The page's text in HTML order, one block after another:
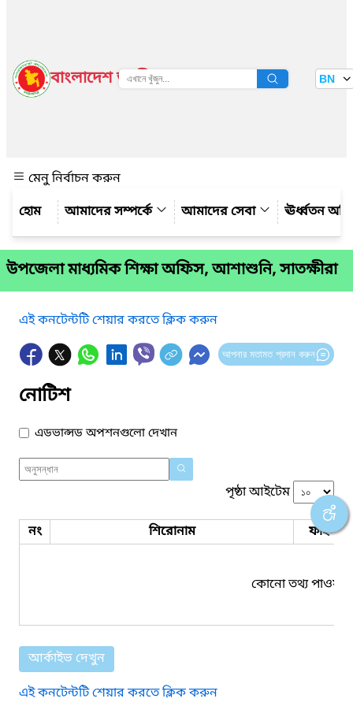
বাংলাদেশ জাতীয় তথ্য বাতায়ন BN
মেনু নির্বাচন করুন
আমাদের সম্পর্কে
আমাদের সেবা ঊর্ধ্বতন
উপজেলা মাধ্যমিক শিক্ষা অফিস, আশাশুনি, সাতক্ষীরা
এই কনটেন্টটি শেয়ার করতে ক্লিক করুন
আপনার মতামত প্রদান করুন
নোটিশ
এডভান্সড অপশনগুলো দেখান
পৃষ্ঠা আইটেম
নং শিরোনাম ফাইল
কোনো তথ্য পাওয়া
আর্কাইভ দেখুন
এই কনটেন্টটি শেয়ার করতে ক্লিক করুন